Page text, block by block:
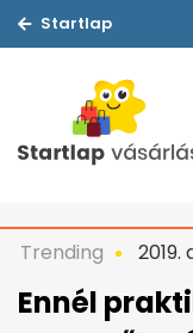
Startlap
Trending 2019.
Ennél